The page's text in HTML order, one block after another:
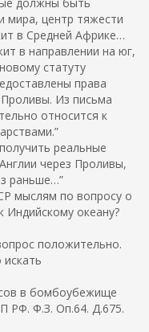
мира, центр тяжести
в Средней Африке…
в направлении на юг,
статуту
права
Из письма
относится к
реальные
через Проливы,
раньше…”
мыслям по вопросу о
Индийскому океану?
положительно.
в бомбоубежище
РФ. Ф.З. Оп.64. Д.675.